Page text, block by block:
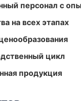
персонал с
на всех этапах
цикл
продукция